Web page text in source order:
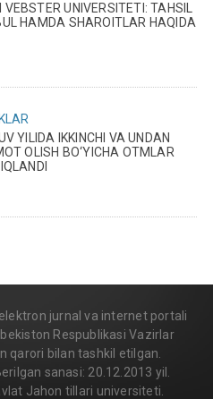
VEBSTER UNIVERSITETI: TAHSIL
HAMDA SHAROITLAR HAQIDA
YILIDA IKKINCHI VA UNDAN
OLISH BO‘YICHA OTMLAR
jurnal va internet portali
Respublikasi Vazirlar
qarori bilan tashkil etilgan.
sanasi: 20.12.2013 yil.
Jahon tillari universiteti.